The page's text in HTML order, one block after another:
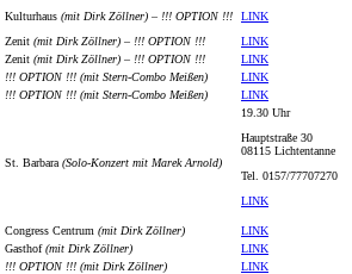
Kulturhaus (mit Dirk Zöllner) – !!! OPTION !!!
LINK
Zenit (mit Dirk Zöllner) – !!! OPTION !!!
LINK
Zenit (mit Dirk Zöllner) – !!! OPTION !!!
LINK
!!! OPTION !!! (mit Stern-Combo Meißen)
LINK
!!! OPTION !!! (mit Stern-Combo Meißen) LINK
St. Barbara (Solo-Konzert mit Marek Arnold)
19.30 Uhr
Hauptstraße 30
08115 Lichtentanne
Tel. 0157/77707270
LINK
Congress Centrum (mit Dirk Zöllner)
LINK
Gasthof(mit Dirk Zöllner)
LINK
!!! OPTION !!! (mit Dirk Zöllner) LINK